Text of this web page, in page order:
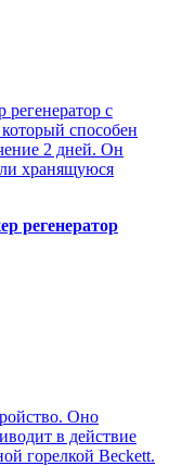
с
способен
2 дней. Он
хранящуюся
регенератор
Оно
в действие
горелкой Beckett.